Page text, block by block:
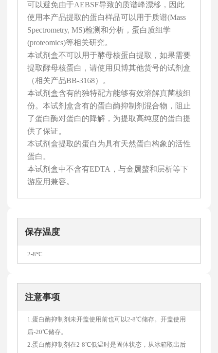
可以避免由于AEBSF导致的质谱峰漂移，因此
使用本产品提取的蛋白样品可以用于质谱(Mass
Spectrometry, MS)检测和分析，蛋白质组学
(proteomics)等相关研究。
本试剂盒不可以用于酵母核蛋白提取，如果需要
提取酵母核蛋白，请使用贝博其他货号的试剂盒
（相关产品BB-3168）。
本试剂盒含有的独特配方能够有效溶解真菌核组
份。本试剂盒含有的蛋白酶抑制剂混合物，阻止
了蛋白酶对蛋白的降解，为提取高纯度的蛋白提
供了保证。
本试剂盒提取的蛋白为具有天然蛋白构象的活性
蛋白。
本试剂盒中不含有EDTA，与金属螯和层析等下
游应用兼容。
保存温度
2-8℃
注意事项
1.蛋白酶抑制剂未开盖使用前也可以2-8℃储存。开盖使用
后-20℃储存。
2.蛋白酶抑制剂在2-8℃低温时是固体状态，从冰箱取出后